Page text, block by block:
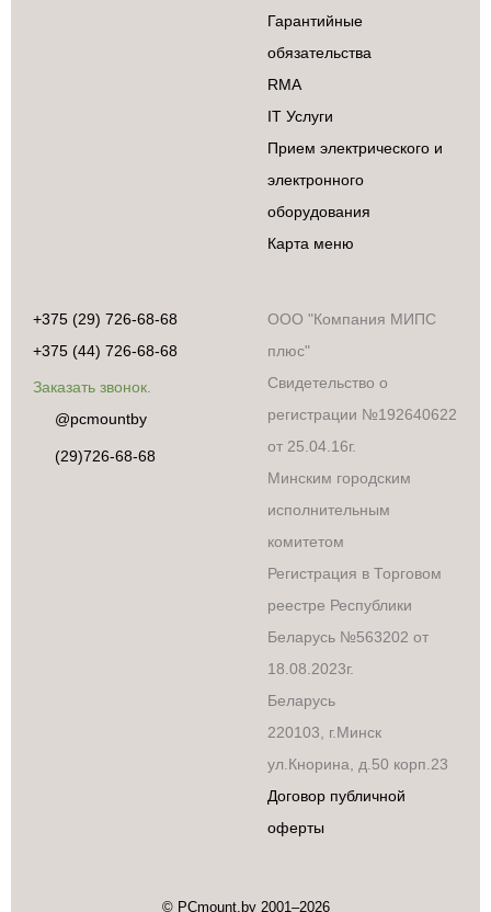
Гарантийные
обязательства
RMA
IT Услуги
Прием электрического и
электронного
оборудования
Карта меню
+375 (29) 726-68-68
+375 (44) 726-68-68
Заказать звонок.
@pcmountby
(29)726-68-68
ООО "Компания МИПС
плюс"
Свидетельство о
регистрации №192640622
от 25.04.16г.
Минским городским
исполнительным
комитетом
Регистрация в Торговом
реестре Республики
Беларусь №563202 от
18.08.2023г.
Беларусь
220103, г.Минск
ул.Кнорина, д.50 корп.23
Договор публичной
оферты
© PCmount.by 2001–2026